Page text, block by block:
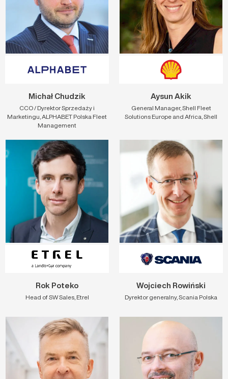
Michał Chudzik
CCO / Dyrektor Sprzedaży i
Marketingu, ALPHABET Polska Fleet
Management
Aysun Akik
General Manager, Shell Fleet
Solutions Europe and Africa, Shell
Rok Poteko
Head of SW Sales, Etrel
Wojciech Rowiński
Dyrektor generalny, Scania Polska